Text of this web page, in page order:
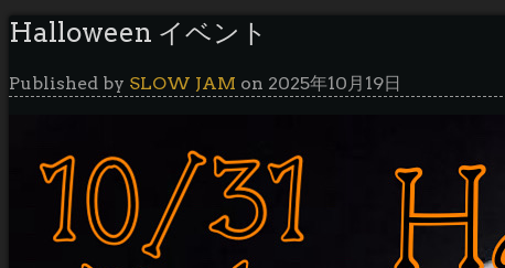
Halloween イベント
Published by SLOW JAM on 2025年10月19日